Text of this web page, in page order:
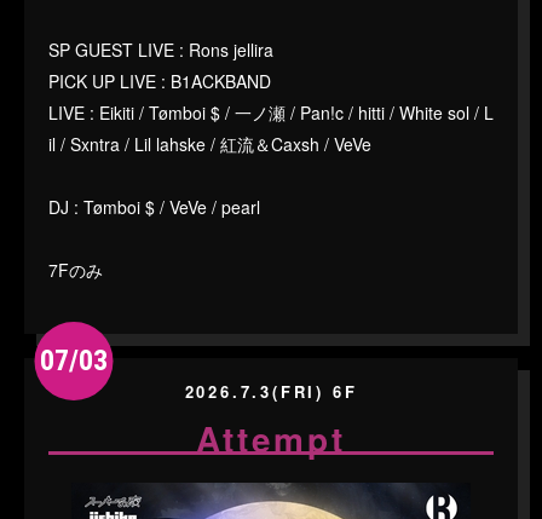
SP GUEST LIVE : Rons jellira
PICK UP LIVE : B1ACKBAND
LIVE : Eikiti / Tømboi $ / 一ノ瀬 / Pan!c / hitti / White sol / L
il / Sxntra / Lil lahske / 紅流＆Caxsh / VeVe
DJ : Tømboi $ / VeVe / pearl
7Fのみ
07/03
2026.7.3(FRI) 6F
Attempt